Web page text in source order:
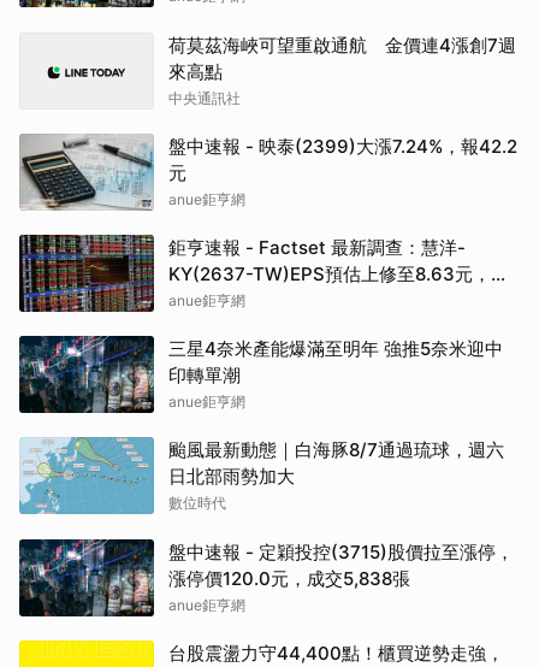
荷莫茲海峽可望重啟通航 金價連4漲創7週
來高點
中央通訊社
盤中速報 - 映泰(2399)大漲7.24%，報42.2
元
anue鉅亨網
鉅亨速報 - Factset 最新調查：慧洋-
KY(2637-TW)EPS預估上修至8.63元，預
估目標價為88元
anue鉅亨網
三星4奈米產能爆滿至明年 強推5奈米迎中
印轉單潮
anue鉅亨網
颱風最新動態｜白海豚8/7通過琉球，週六
日北部雨勢加大
數位時代
盤中速報 - 定穎投控(3715)股價拉至漲停，
漲停價120.0元，成交5,838張
anue鉅亨網
台股震盪力守44,400點！櫃買逆勢走強，